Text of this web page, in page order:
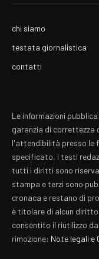
chi siamo
testata giornalistica
contatti
Le informazioni
garanzia di correttezza
l'attendibilità presso le
specificato, i testi
tutti i diritti sono
stampa e terzi sono
cronaca e restano di
è titolare di alcun diritto
consentito il riutilizzo
rimozione: Note legali e